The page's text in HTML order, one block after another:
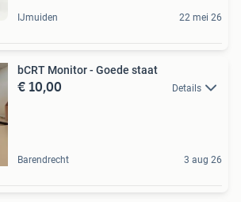
IJmuiden 22 mei 26
bCRT Monitor - Goede staat
€ 10,00 Details
Barendrecht 3 aug 26